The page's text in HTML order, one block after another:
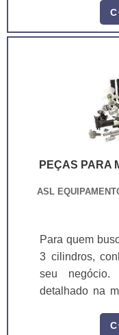
acidentes
aquisição do
Garantia de
PEÇAS PARA
ASL
Para quem
3 cilindros,
seu negócio.
detalhado na
Quando a